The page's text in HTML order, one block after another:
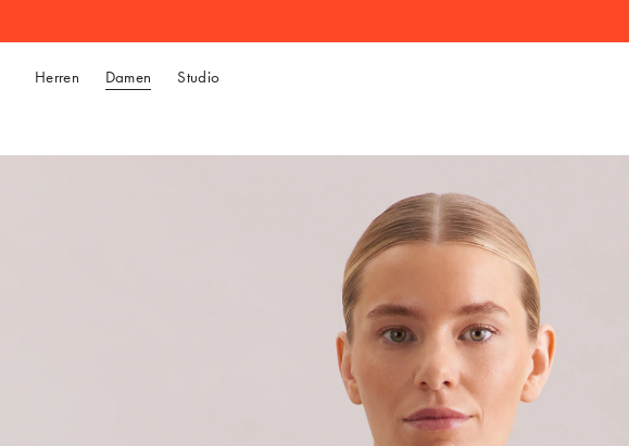
Herren Damen Studio